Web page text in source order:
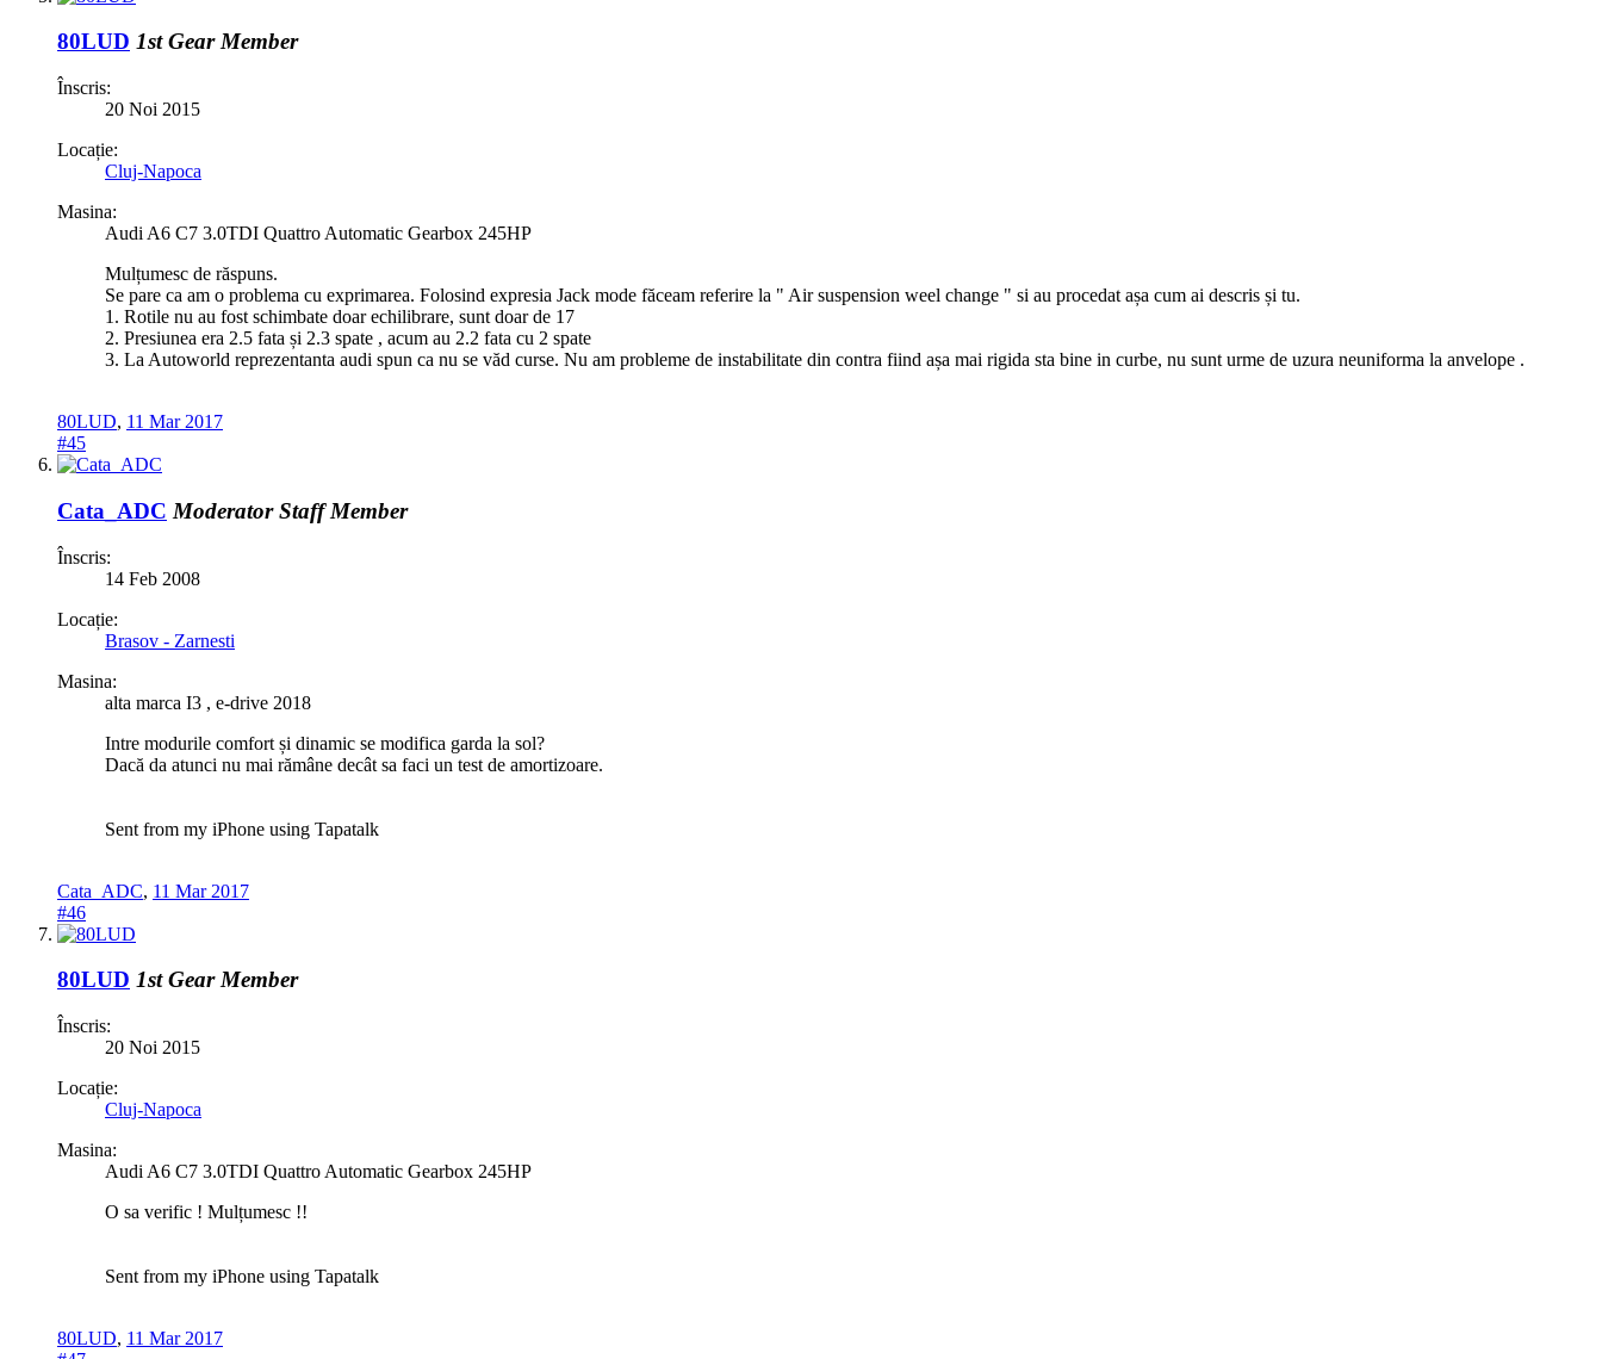
80LUD 1st Gear Member
Înscris:
20 Noi 2015
Locație:
Cluj-Napoca
Masina:
Audi A6 C7 3.0TDI Quattro Automatic Gearbox 245HP
Mulțumesc de răspuns.
Se pare ca am o problema cu exprimarea. Folosind expresia Jack mode făceam referire la " Air suspension weel change " si au procedat așa cum ai descris și tu.
1. Rotile nu au fost schimbate doar echilibrare, sunt doar de 17
2. Presiunea era 2.5 fata și 2.3 spate , acum au 2.2 fata cu 2 spate
3. La Autoworld reprezentanta audi spun ca nu se văd curse. Nu am probleme de instabilitate din contra fiind așa mai rigida sta bine in curbe, nu sunt urme de uzura neuniforma la anvelope .
80LUD, 11 Mar 2017
#45
Cata_ADC Moderator Staff Member
Înscris:
14 Feb 2008
Locație:
Brasov - Zarnesti
Masina:
alta marca I3 , e-drive 2018
Intre modurile comfort și dinamic se modifica garda la sol?
Dacă da atunci nu mai rămâne decât sa faci un test de amortizoare.
Sent from my iPhone using Tapatalk
Cata_ADC, 11 Mar 2017
#46
80LUD 1st Gear Member
Înscris:
20 Noi 2015
Locație:
Cluj-Napoca
Masina:
Audi A6 C7 3.0TDI Quattro Automatic Gearbox 245HP
O sa verific ! Mulțumesc !!
Sent from my iPhone using Tapatalk
80LUD, 11 Mar 2017